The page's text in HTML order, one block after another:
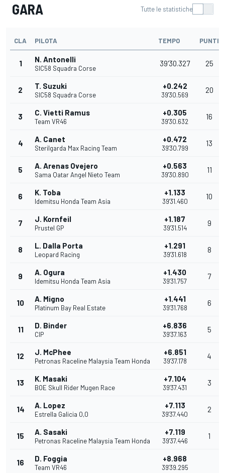
GARA Tutte le statistiche
CLA PILOTA TEMPO PUNTI
1 N. Antonelli
SIC58 Squadra Corse
39'30.327 25
2 T. Suzuki
SIC58 Squadra Corse
+0.242
39'30.569
20
3 C. Vietti Ramus
Team VR46
+0.305
39'30.632
16
4 A. Canet
Sterilgarda Max Racing Team
+0.472
39'30.799
13
5 A. Arenas Ovejero
Sama Qatar Angel Nieto Team
+0.563
39'30.890
11
6 K. Toba
Idemitsu Honda Team Asia
+1.133
39'31.460
10
7 J. Kornfeil
Prustel GP
+1.187
39'31.514
9
8 L. Dalla Porta
Leopard Racing
+1.291
39'31.618
8
9 A. Ogura
Idemitsu Honda Team Asia
+1.430
39'31.757
7
10 A. Migno
Platinum Bay Real Estate
+1.441
39'31.768
6
11 D. Binder
CIP
+6.836
39'37.163
5
12 J. McPhee
Petronas Raceline Malaysia Team Honda
+6.851
39'37.178
4
13 K. Masaki
BOE Skull Rider Mugen Race
+7.104
39'37.431
3
14 A. Lopez
Estrella Galicia 0,0
+7.113
39'37.440
2
15 A. Sasaki
Petronas Raceline Malaysia Team Honda
+7.119
39'37.446
1
16 D. Foggia
Team VR46
+8.968
39'39.295